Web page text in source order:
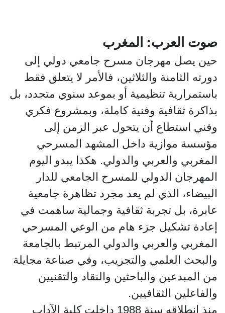
صوت العرب: المغرب
حين يصل مهرجان مسرح جامعي دولي إلى
دورته الثامنة والثلاثين، فالأمر لا يتعلق فقط
باستمرارية تنظيمية أو بموعد سنوي متجدد، بل
بذاكرة ثقافية وفنية كاملة، وبمشروع فكري
وفني استطاع أن يتحول عبر الزمن إلى
مؤسسة موازية داخل المشهد المسرحي
المغربي والعربي والدولي. هكذا يبدو اليوم
المهرجان الدولي للمسرح الجامعي للدار
البيضاء، الذي لم يعد مجرد تظاهرة جامعية
عابرة، بل تجربة ثقافية وجمالية ساهمت في
إعادة تشكيل جزء هام من الوعي المسرحي
المغربي والعربي والدولي المرتبط بالجامعة
والبحث العلمي والتجريب، وفي صناعة مجايلة
من المبدعين والباحثين والنقاد والتقنيين
والفاعلين الثقافيين.
منذ انطلاقه سنة 1988 داخلت كلية الآداب